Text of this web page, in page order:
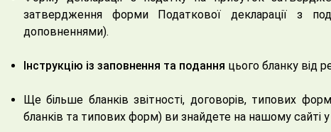
затвердження форми Податкової декларації з
доповненнями).
Інструкцію із заповнення та подання цього бланку від
Ще більше бланків звітності, договорів, типових
бланків та типових форм) ви знайдете на нашому сайті у